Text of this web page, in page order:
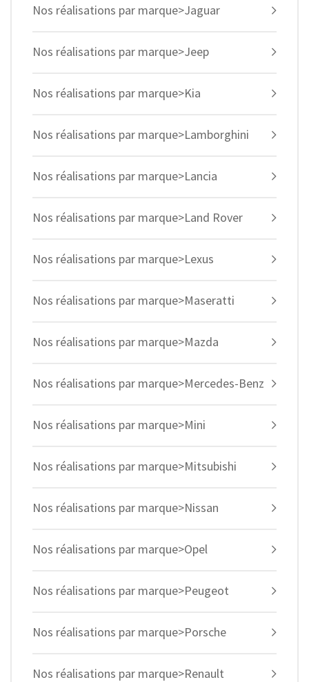
Nos réalisations par marque>Jaguar
Nos réalisations par marque>Jeep
Nos réalisations par marque>Kia
Nos réalisations par marque>Lamborghini
Nos réalisations par marque>Lancia
Nos réalisations par marque>Land Rover
Nos réalisations par marque>Lexus
Nos réalisations par marque>Maseratti
Nos réalisations par marque>Mazda
Nos réalisations par marque>Mercedes-Benz
Nos réalisations par marque>Mini
Nos réalisations par marque>Mitsubishi
Nos réalisations par marque>Nissan
Nos réalisations par marque>Opel
Nos réalisations par marque>Peugeot
Nos réalisations par marque>Porsche
Nos réalisations par marque>Renault